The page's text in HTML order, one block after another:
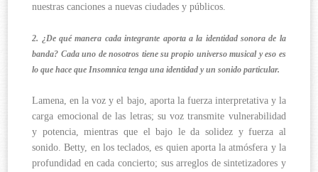
nuestras canciones a nuevas ciudades y públicos.
2. ¿De qué manera cada integrante aporta a la identidad sonora de la
banda? Cada uno de nosotros tiene su propio universo musical y eso es
lo que hace que Insomnica tenga una identidad y un sonido particular.
Lamena, en la voz y el bajo, aporta la fuerza interpretativa y la
carga emocional de las letras; su voz transmite vulnerabilidad
y potencia, mientras que el bajo le da solidez y fuerza al
sonido. Betty, en los teclados, es quien aporta la atmósfera y la
profundidad en cada concierto; sus arreglos de sintetizadores y